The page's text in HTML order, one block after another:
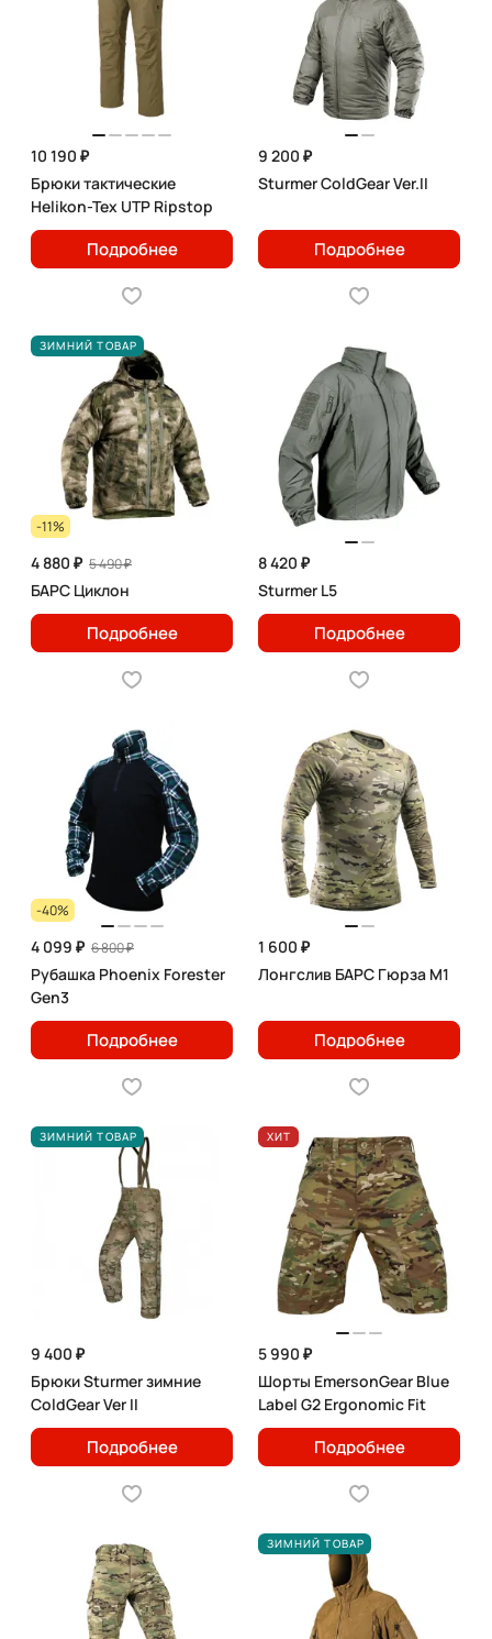
10 190 ₽
Брюки тактические
Helikon-Tex UTP Ripstop
Подробнее
9 200 ₽
Sturmer ColdGear Ver.II
Подробнее
ЗИМНИЙ ТОВАР
-11%
4 880 ₽ 5 490 ₽
БАРС Циклон
Подробнее
8 420 ₽
Sturmer L5
Подробнее
-40%
4 099 ₽ 6 800 ₽
Рубашка Phoenix Forester
Gen3
Подробнее
1 600 ₽
Лонгслив БАРС Гюрза М1
Подробнее
ЗИМНИЙ ТОВАР
9 400 ₽
Брюки Sturmer зимние
ColdGear Ver II
Подробнее
ХИТ
5 990 ₽
Шорты EmersonGear Blue
Label G2 Ergonomic Fit
Подробнее
ЗИМНИЙ ТОВАР